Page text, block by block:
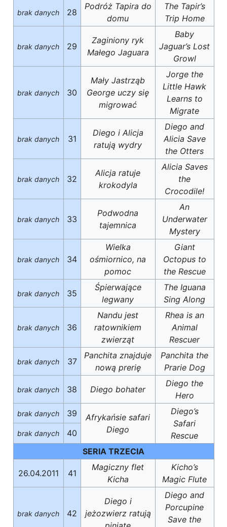
brak danych 28
Podróż Tapira do
domu
The Tapir’s
Trip Home
brak danych 29
Zaginiony ryk
Małego Jaguara
Baby
Jaguar’s Lost
Growl
brak danych 30
Mały Jastrząb
George uczy się
migrować
Jorge the
Little Hawk
Learns to
Migrate
brak danych 31
Diego i Alicja
ratują wydry
Diego and
Alicia Save
the Otters
brak danych 32
Alicja ratuje
krokodyla
Alicia Saves
the
Crocodile!
brak danych 33
Podwodna
tajemnica
An
Underwater
Mystery
brak danych 34
Wielka
ośmiornico, na
pomoc
Giant
Octopus to
the Rescue
brak danych 35
Śpierwające
legwany
The Iguana
Sing Along
brak danych 36
Nandu jest
ratownikiem
zwierząt
Rhea is an
Animal
Rescuer
brak danych 37
Panchita znajduje
nową prerię
Panchita the
Prarie Dog
brak danych 38 Diego bohater
Diego the
Hero
brak danych 39
Afrykańsie safari
Diego
Diego’s
Safari
Rescue
brak danych
40
SERIA TRZECIA
26.04.2011 41
Magiczny flet
Kicha
Kicho’s
Magic Flute
brak danych 42
Diego i
jeżozwierz ratują
Diego and
Porcupine
Save the